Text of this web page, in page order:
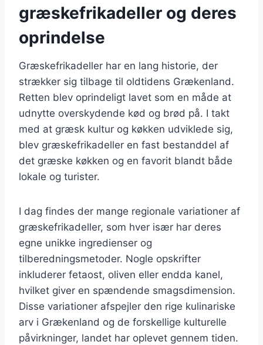
græskefrikadeller og deres
oprindelse
Græskefrikadeller har en lang historie, der
strækker sig tilbage til oldtidens Grækenland.
Retten blev oprindeligt lavet som en måde at
udnytte overskydende kød og brød på. I takt
med at græsk kultur og køkken udviklede sig,
blev græskefrikadeller en fast bestanddel af
det græske køkken og en favorit blandt både
lokale og turister.
I dag findes der mange regionale variationer af
græskefrikadeller, som hver især har deres
egne unikke ingredienser og
tilberedningsmetoder. Nogle opskrifter
inkluderer fetaost, oliven eller endda kanel,
hvilket giver en spændende smagsdimension.
Disse variationer afspejler den rige kulinariske
arv i Grækenland og de forskellige kulturelle
påvirkninger, landet har oplevet gennem tiden.